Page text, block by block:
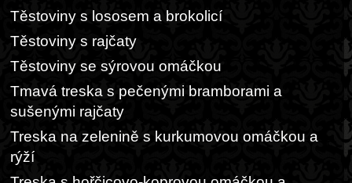
Těstoviny s lososem a brokolicí
Těstoviny s rajčaty
Těstoviny se sýrovou omáčkou
Tmavá treska s pečenými bramborami a
sušenými rajčaty
Treska na zelenině s kurkumovou omáčkou a
rýží